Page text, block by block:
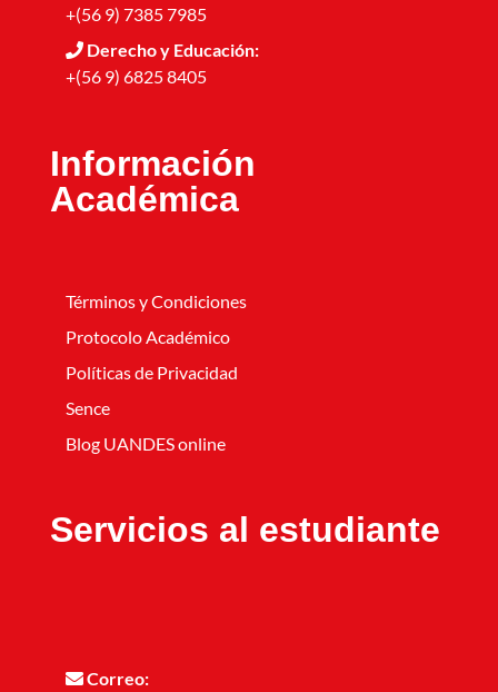
+(56 9) 7385 7985
Derecho y Educación:
+(56 9) 6825 8405
Información
Académica
Términos y Condiciones
Protocolo Académico
Políticas de Privacidad
Sence
Blog UANDES online
Servicios al estudiante
Correo: